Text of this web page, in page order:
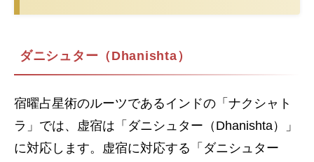
ダニシュター（Dhanishta）
宿曜占星術のルーツであるインドの「ナクシャト
ラ」では、虚宿は「ダニシュター（Dhanishta）」
に対応します。虚宿に対応する「ダニシュター